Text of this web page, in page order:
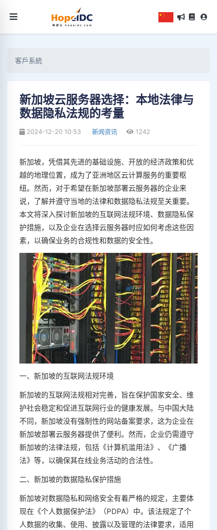
客戶系統
新加坡云服务器选择：本地法律与
数据隐私法规的考量
2024-12-20 10:53 新闻资讯 1242
新加坡，凭借其先进的基础设施、开放的经济政策和优
越的地理位置，成为了亚洲地区云计算服务的重要枢
纽。然而，对于希望在新加坡部署云服务器的企业来
说，了解并遵守当地的法律和数据隐私法规至关重要。
本文将深入探讨新加坡的互联网法规环境、数据隐私保
护措施，以及企业在选择云服务器时应如何考虑这些因
素，以确保业务的合规性和数据的安全性。
一、新加坡的互联网法规环境
新加坡的互联网法规相对完善，旨在保护国家安全、维
护社会稳定和促进互联网行业的健康发展。与中国大陆
不同，新加坡没有强制性的网站备案要求，这为企业在
新加坡部署云服务器提供了便利。然而，企业仍需遵守
新加坡的法律法规，包括《计算机滥用法》、《广播
法》等，以确保其在线业务活动的合法性。
二、新加坡的数据隐私保护措施
新加坡对数据隐私和网络安全有着严格的规定，主要体
现在《个人数据保护法》（PDPA）中。该法规定了个
人数据的收集、使用、披露以及管理的法律要求，适用